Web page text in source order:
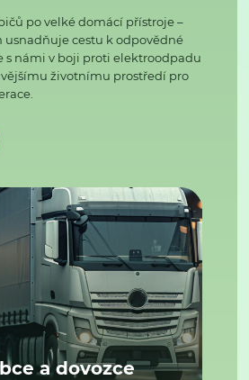
po velké domácí přístroje –
usnadňuje cestu k odpovědné
s námi v boji proti elektroodpadu
životnímu prostředí pro
a dovozce